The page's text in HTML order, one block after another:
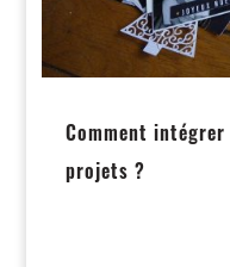
Comment
projets ?